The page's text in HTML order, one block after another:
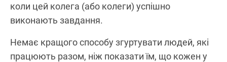
коли цей колега (або колеги) успішно
виконають завдання.
Немає кращого способу згуртувати людей, які
працюють разом, ніж показати їм, що кожен у